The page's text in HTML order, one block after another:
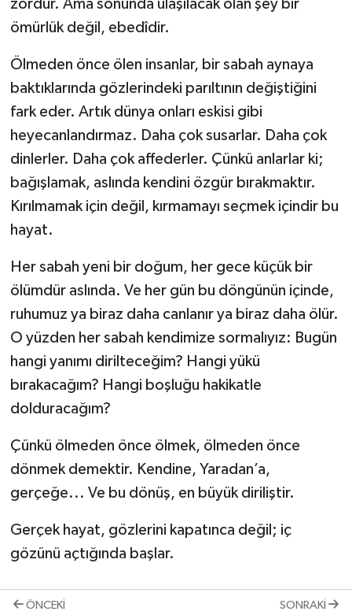
zordur. Ama sonunda ulaşılacak olan şey bir
ömürlük değil, ebedîdir.
Ölmeden önce ölen insanlar, bir sabah aynaya
baktıklarında gözlerindeki parıltının değiştiğini
fark eder. Artık dünya onları eskisi gibi
heyecanlandırmaz. Daha çok susarlar. Daha çok
dinlerler. Daha çok affederler. Çünkü anlarlar ki;
bağışlamak, aslında kendini özgür bırakmaktır.
Kırılmamak için değil, kırmamayı seçmek içindir bu
hayat.
Her sabah yeni bir doğum, her gece küçük bir
ölümdür aslında. Ve her gün bu döngünün içinde,
ruhumuz ya biraz daha canlanır ya biraz daha ölür.
O yüzden her sabah kendimize sormalıyız: Bugün
hangi yanımı dirilteceğim? Hangi yükü
bırakacağım? Hangi boşluğu hakikatle
dolduracağım?
Çünkü ölmeden önce ölmek, ölmeden önce
dönmek demektir. Kendine, Yaradan’a,
gerçeğe... Ve bu dönüş, en büyük diriliştir.
Gerçek hayat, gözlerini kapatınca değil; iç
gözünü açtığında başlar.
ÖNCEKI SONRAKI